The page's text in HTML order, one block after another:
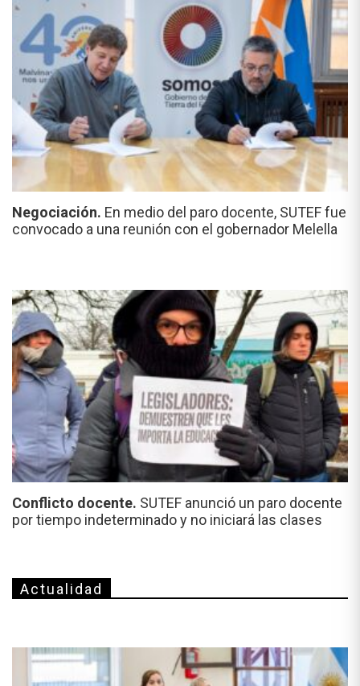
Negociación. En medio del paro docente, SUTEF fue
convocado a una reunión con el gobernador Melella
Conflicto docente. SUTEF anunció un paro docente
por tiempo indeterminado y no iniciará las clases
Actualidad